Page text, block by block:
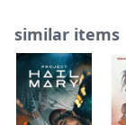
similar items